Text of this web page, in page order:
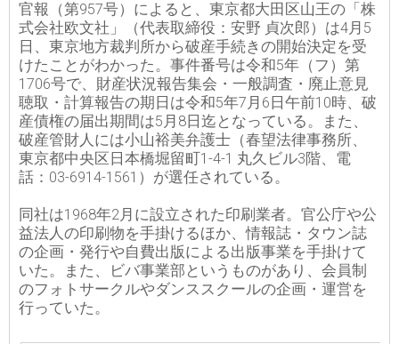
官報（第957号）によると、東京都大田区山王の「株
式会社欧文社」（代表取締役：安野 貞次郎）は4月5
日、東京地方裁判所から破産手続きの開始決定を受
けたことがわかった。事件番号は令和5年（フ）第
1706号で、財産状況報告集会・一般調査・廃止意見
聴取・計算報告の期日は令和5年7月6日午前10時、破
産債権の届出期間は5月8日迄となっている。また、
破産管財人には小山裕美弁護士（春望法律事務所、
東京都中央区日本橋堀留町1-4-1 丸久ビル3階、電
話：03-6914-1561）が選任されている。
同社は1968年2月に設立された印刷業者。官公庁や公
益法人の印刷物を手掛けるほか、情報誌・タウン誌
の企画・発行や自費出版による出版事業を手掛けて
いた。また、ビバ事業部というものがあり、会員制
のフォトサークルやダンススクールの企画・運営を
行っていた。